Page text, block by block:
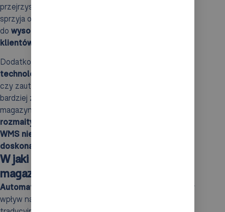
przejrzystość operacji. Regularna weryfikacja działań
sprzyja ograniczeniu błędów, co w rezultacie prowadzi
do wysokiej jakości dostaw i zadowolenia
klientów.
Dodatkowo,
technologiami
czy zautomatyzowane systemy pakowania, jeszcze
bardziej zwiększa efektywność procesów
magazynowych.
rozmaitych metod kompletacji czynią system
WMS niezwykle ważnym narzędziem w
doskonaleniu operacji magazynowych.
W jaki sposób automatyzacja i roboty
magazynowe wpływają na kompletację?
Automatyzacja
w magazynach mają ogromny
wpływ na proces realizacji zamówień. Dzięki nim